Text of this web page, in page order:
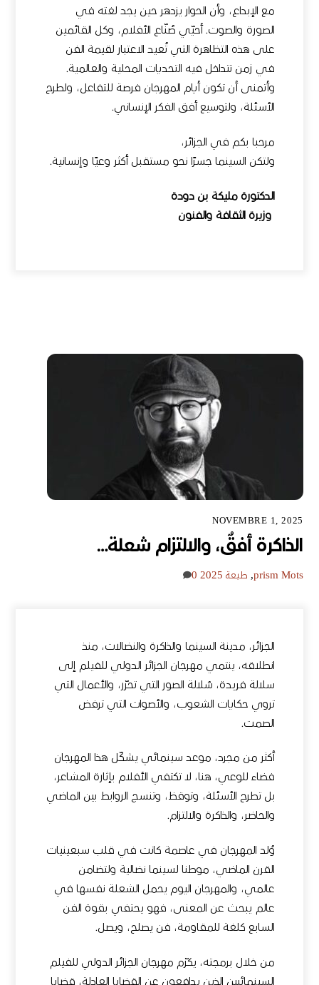
مع الإبداع، وأن الحوار يزدهر حين يجد لغته في
الصورة والصوت. أحيّي صُنّاع الأفلام، وكل القائمين
على هذه التظاهرة التي تُعيد الاعتبار لقيمة الفن
في زمن تتداخل فيه التحديات المحلية والعالمية.
وأتمنى أن تكون أيام المهرجان فرصة للتفاعل، ولطرح
الأسئلة، ولتوسيع أفق الفكر الإنساني.
مرحبا بكم في الجزائر،
ولتكن السينما جسرًا نحو مستقبل أكثر وعيًا وإنسانية.
الدكتورة مليكة بن دودة
وزيرة الثقافة والفنون
NOVEMBRE 1, 2025
الذاكرة أفقٌ، والالتزام شعلة…
prism Mots
, طبعة 2025 0
الجزائر، مدينة السينما والذاكرة والنضالات، منذ
انطلاقه، ينتمي مهرجان الجزائر الدولي للفيلم إلى
سلالة فريدة، سُلالة الصور التي تحرّر، والأعمال التي
تروي حكايات الشعوب، والأصوات التي ترفض
الصمت.
أكثر من مجرد، موعد سينمائي يشكّل هذا المهرجان
فضاء للوعي، هنا، لا تكتفي الأفلام بإثارة المشاعر،
بل تطرح الأسئلة، وتوقظ، وتنسج الروابط بين الماضي
والحاضر، والذاكرة والالتزام.
وُلد المهرجان في عاصمة كانت في قلب سبعينيات
القرن الماضي، موطنا لسينما نضالية ولتضامن
عالمي، والمهرجان اليوم يحمل الشعلة نفسها في
عالم يبحث عن المعنى، فهو يحتفي بقوة الفن
السابع كلغة للمقاومة، فن يصلح، ويصل.
من خلال برمجته، يكرّم مهرجان الجزائر الدولي للفيلم
السينمائيين الذين يدافعون عن القضايا العادلة، قضايا